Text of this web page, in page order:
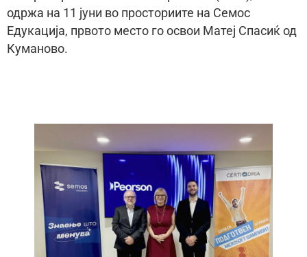
одржа на 11 јуни во просториите на Семос
Едукација, првото место го освои Матеј Спасиќ од
Куманово.